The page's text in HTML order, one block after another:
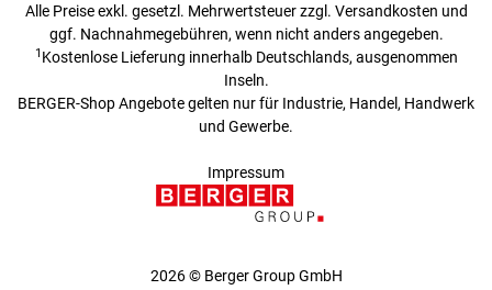
Alle Preise exkl. gesetzl. Mehrwertsteuer zzgl. Versandkosten und
ggf. Nachnahmegebühren, wenn nicht anders angegeben.
1 Kostenlose Lieferung innerhalb Deutschlands, ausgenommen
Inseln.
BERGER-Shop Angebote gelten nur für Industrie, Handel, Handwerk
und Gewerbe.
Impressum
2026 © Berger Group GmbH